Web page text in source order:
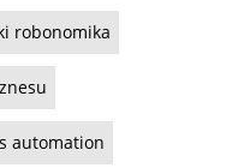
robonomika
automation